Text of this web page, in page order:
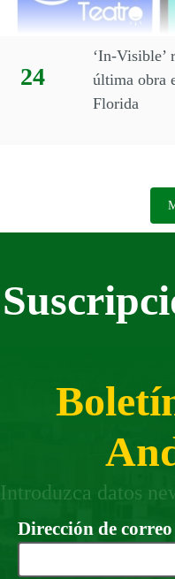
Día:
24
‘In-Visible’
última obra
Florida
Introduzca datos
Dirección de correo